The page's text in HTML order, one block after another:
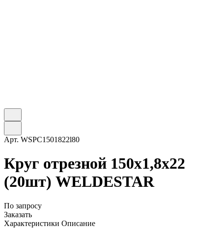
Арт. WSPC1501822l80
Круг отрезной 150х1,8х22
(20шт) WELDESTAR
По запросу
Заказать
Характеристики Описание